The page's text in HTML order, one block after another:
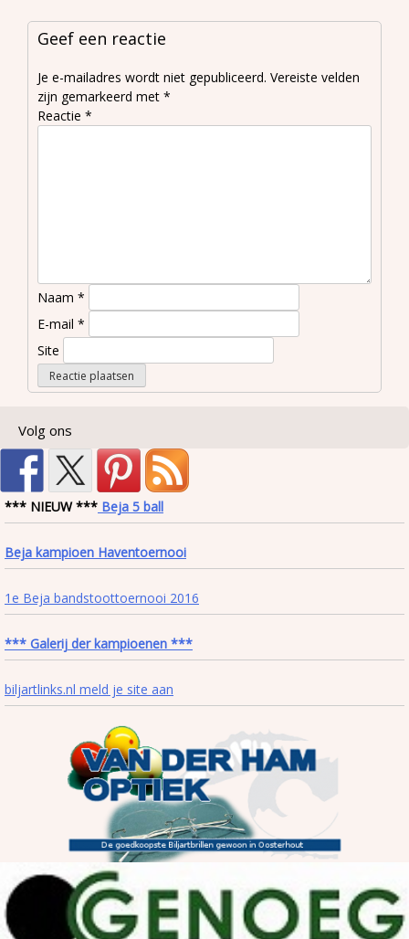
Geef een reactie
Je e-mailadres wordt niet gepubliceerd. Vereiste velden
zijn gemarkeerd met *
Reactie *
Naam *
E-mail *
Site
Volg ons
*** NIEUW *** Beja 5 ball
Beja kampioen Haventoernooi
1e Beja bandstoottoernooi 2016
*** Galerij der kampioenen ***
biljartlinks.nl meld je site aan